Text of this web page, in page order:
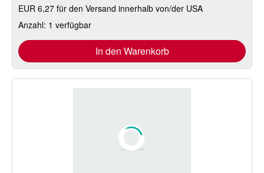
EUR 6,27 für den Versand innerhalb von/der USA
Anzahl: 1 verfügbar
In den Warenkorb